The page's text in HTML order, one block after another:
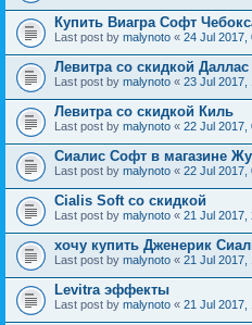
Купить Виагра Софт
Last post by malynoto « 24 Jul 2017,
Левитра со скидкой Даллас
Last post by malynoto « 23 Jul 2017,
Левитра со скидкой Киль
Last post by malynoto « 22 Jul 2017,
Сиалис Софт в магазине
Last post by malynoto « 22 Jul 2017,
Cialis Soft со скидкой
Last post by malynoto « 21 Jul 2017,
хочу купить Дженерик
Last post by malynoto « 21 Jul 2017,
Levitra эффекты
Last post by malynoto « 21 Jul 2017,